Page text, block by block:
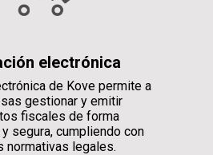
electrónica
de Kove permite a
gestionar y emitir
fiscales de forma
segura, cumpliendo con
normativas legales.